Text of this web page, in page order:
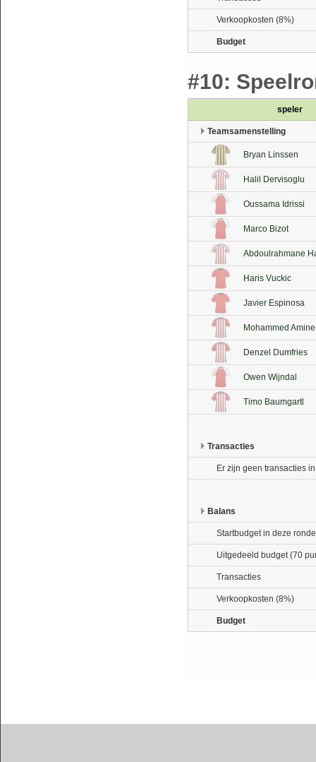
Verkoopkosten (8%)
Budget
#10:
speler
Teamsamenstelling
Bryan Linssen
Halil Dervisoglu
Oussama Idrissi
Marco Bizot
Abdoulrahmane
Haris Vuckic
Javier Espinosa
Mohammed
Denzel Dumfries
Owen Wijndal
Timo Baumgartl
Transacties
Er zijn geen transacties
Balans
Startbudget in deze ronde
Uitgedeeld budget (70
Transacties
Verkoopkosten (8%)
Budget